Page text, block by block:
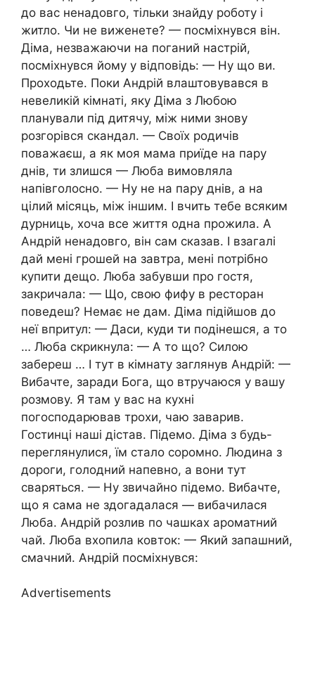
до вас ненадовго, тільки знайду роботу і
житло. Чи не виженете? — посміхнувся він.
Діма, незважаючи на поганий настрій,
посміхнувся йому у відповідь: — Ну що ви.
Проходьте. Поки Андрій влаштовувався в
невеликій кімнаті, яку Діма з Любою
планували під дитячу, між ними знову
розгорівся скандал. — Своїх родичів
поважаєш, а як моя мама приїде на пару
днів, ти злишся — Люба вимовляла
напівголосно. — Ну не на пару днів, а на
цілий місяць, між іншим. І вчить тебе всяким
дурниць, хоча все життя одна прожила. А
Андрій ненадовго, він сам сказав. І взагалі
дай мені грошей на завтра, мені потрібно
купити дещо. Люба забувши про гостя,
закричала: — Що, свою фифу в ресторан
поведеш? Немає не дам. Діма підійшов до
неї впритул: — Даси, куди ти подінешся, а то
… Люба скрикнула: — А то що? Силою
забереш … І тут в кімнату заглянув Андрій: —
Вибачте, заради Бога, що втручаюся у вашу
розмову. Я там у вас на кухні
погосподарював трохи, чаю заварив.
Гостинці наші дістав. Підемо. Діма з будь-
переглянулися, їм стало соромно. Людина з
дороги, голодний напевно, а вони тут
сваряться. — Ну звичайно підемо. Вибачте,
що я сама не здогадалася — вибачилася
Люба. Андрій розлив по чашках ароматний
чай. Люба вхопила ковток: — Який запашний,
смачний. Андрій посміхнувся:
Advertisements